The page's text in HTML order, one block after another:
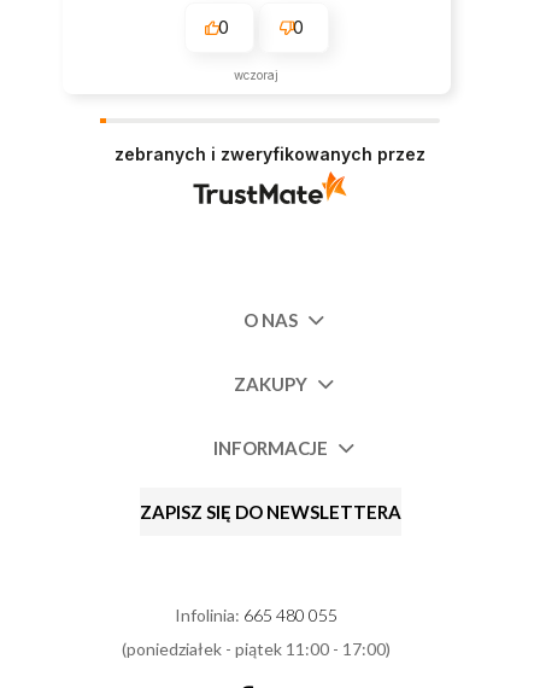
0 0
wczoraj
zebranych i zweryfikowanych przez
O NAS
ZAKUPY
INFORMACJE
ZAPISZ SIĘ DO NEWSLETTERA
Infolinia: 665 480 055
(poniedziałek - piątek 11:00 - 17:00)